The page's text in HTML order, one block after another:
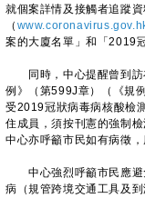
就個案詳情及接觸者追蹤
（
案的大廈名單」和「2019
同時，中心提醒曾到訪
例》（第599J章）（《規
受2019冠狀病毒病核酸檢
住成員，須按刊憲的強制
中心亦呼籲市民如有病徵，
中心強烈呼籲市民應避
病（規管跨境交通工具及